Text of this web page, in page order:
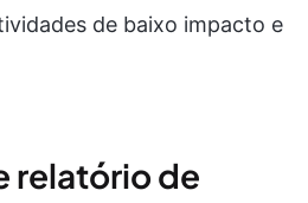
de baixo impacto e
relatório de